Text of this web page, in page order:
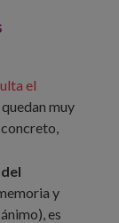
el
muy
y
es